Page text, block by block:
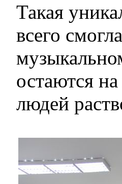
Такая
всего
остаются
людей